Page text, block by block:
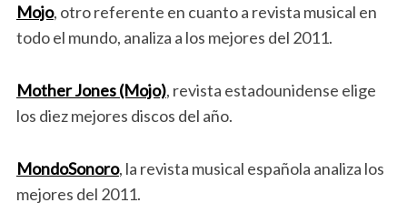
Mojo, otro referente en cuanto a revista musical en
todo el mundo, analiza a los mejores del 2011.
Mother Jones (Mojo), revista estadounidense elige
los diez mejores discos del año.
MondoSonoro, la revista musical española analiza los
mejores del 2011.